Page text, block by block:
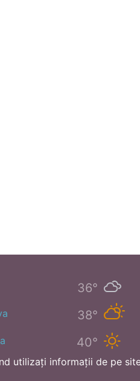
36°
38°
40°
utilizați informații de pe